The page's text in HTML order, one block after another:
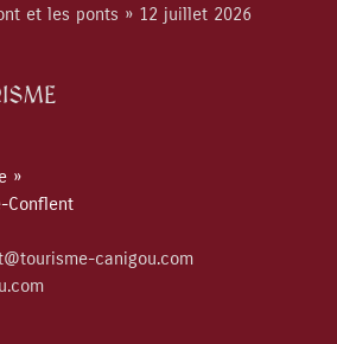
et les ponts » 12 juillet 2026
»
Conflent
canigou.com